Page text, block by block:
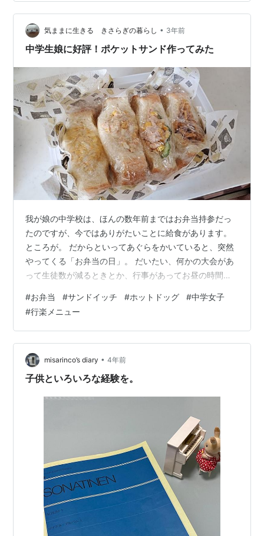
送る会をこう略すの初めて知りました…昔から⁇⁇ 娘た
ち(特に次女)略語のオンパレードで何言ってるかわからな
い… 友達と話すみたいにわかってると思って使うのやめ
てほしい〜😅 一回教えてもらっても、馴染みがなさすぎ
気ままに生きる きさらぎの暮らし • 3年前
中学生娘に好評！ポケットサンド作ってみた
我が娘の中学校は、ほんの数年前まではお弁当持参だっ
たのですが、今ではありがたいことに給食があります。
ところが。 だからといってあぐらをかいていると、突然
やってくる「お弁当の日」。 だいたい、何かの大会があ
って生徒数が減るときとか、行事があってお昼の時間が
たしね、料理得意じゃないんですよ。 片付けも好きじゃ
ないし、早起きも苦手。 お弁当作りにはまっっっっった
く！向いてないわけ。 それでもね、少しは娘にもお弁当
を楽しんでもらいたくて。 駅伝大会があるため給食なし
だった昨日、こんなお弁当を作りました。 いわゆる、
「ポケットサンド」というやつです。…
#お弁当 #サンドイッチ #ホットドッグ #中学女子
#行楽メニュー
misarinco’s diary • 4年前
子供といろいろな経験を。